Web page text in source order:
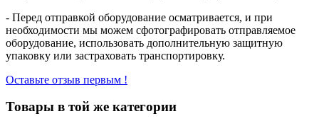
- Перед отправкой оборудование осматривается, и при
необходимости мы можем сфотографировать отправляемое
оборудование, использовать дополнительную защитную
упаковку или застраховать транспортировку.
Оставьте отзыв первым !
Товары в той же категории